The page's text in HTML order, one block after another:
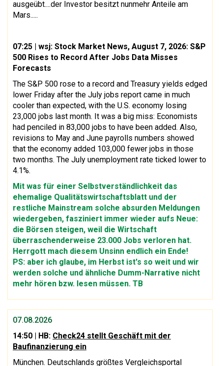
ausgeübt....der Investor besitzt nunmehr Anteile am
Mars.....
07:25 | wsj: Stock Market News, August 7, 2026: S&P
500 Rises to Record After Jobs Data Misses
Forecasts
The S&P 500 rose to a record and Treasury yields edged
lower Friday after the July jobs report came in much
cooler than expected, with the U.S. economy losing
23,000 jobs last month. It was a big miss: Economists
had penciled in 83,000 jobs to have been added. Also,
revisions to May and June payrolls numbers showed
that the economy added 103,000 fewer jobs in those
two months. The July unemployment rate ticked lower to
4.1%.
Mit was für einer Selbstverständlichkeit das
ehemalige Qualitätswirtschaftsblatt und der
restliche Mainstream solche absurden Meldungen
wiedergeben, fasziniert immer wieder aufs Neue:
die Börsen steigen, weil die Wirtschaft
überraschenderweise 23.000 Jobs verloren hat.
Herrgott mach diesem Unsinn endlich ein Ende!
PS: aber ich glaube, im Herbst ist's so weit und wir
werden solche und ähnliche Dumm-Narrative nicht
mehr hören bzw. lesen müssen. TB
07.08.2026
14:50 | HB: Check24 stellt Geschäft mit der
Baufinanzierung ein
München. Deutschlands größtes Vergleichsportal